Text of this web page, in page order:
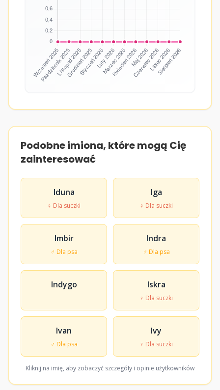
Podobne imiona, które mogą Cię
zainteresować
Iduna
♀ Dla suczki
Iga
♀ Dla suczki
Imbir
♂ Dla psa
Indra
♂ Dla psa
Indygo Iskra
♀ Dla suczki
Ivan
♂ Dla psa
Ivy
♀ Dla suczki
Kliknij na imię, aby zobaczyć szczegóły i opinie użytkowników